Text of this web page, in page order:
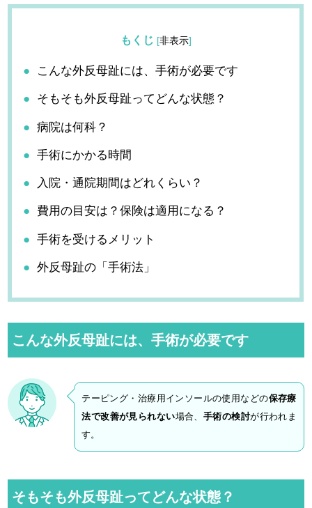
’15米国ペインマネジメント＆アンチエイジングセンター他研
’16フェリシティークリニック名古屋 開設
もくじ [非表示]
こんな外反母趾には、手術が必要です
そもそも外反母趾ってどんな状態？
病院は何科？
手術にかかる時間
入院・通院期間はどれくらい？
費用の目安は？保険は適用になる？
手術を受けるメリット
外反母趾の「手術法」
こんな外反母趾には、手術が必要です
テーピング・治療用インソールの使用などの保存療
法で改善が見られない場合、 手術の検討が行われま
す。
そもそも外反母趾ってどんな状態？